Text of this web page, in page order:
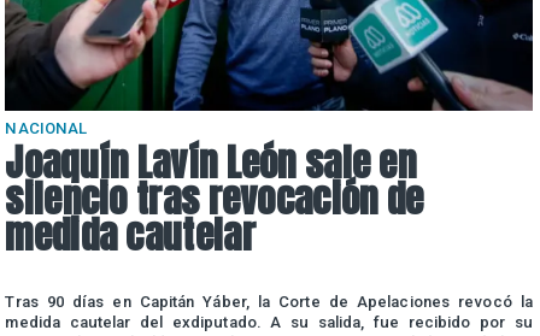
NACIONAL
Joaquín Lavín León sale en
silencio tras revocación de
medida cautelar
Tras 90 días en Capitán Yáber, la Corte de Apelaciones revocó la
medida cautelar del exdiputado. A su salida, fue recibido por su